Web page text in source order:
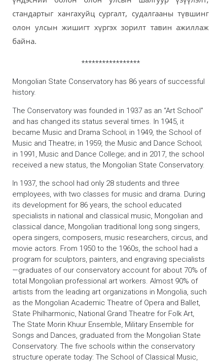
стандартыг хангахуйц сургалт, судалгааны түвшинг
олон улсын жишигт хүргэх зорилт тавин ажиллаж
байна.
*****************
Mongolian State Conservatory has 86 years of successful
history.
The Conservatory was founded in 1937 as an “Art School”
and has changed its status several times. In 1945, it
became Music and Drama School; in 1949, the School of
Music and Theatre; in 1959, the Music and Dance School;
in 1991, Music and Dance College; and in 2017, the school
received a new status, the Mongolian State Conservatory.
In 1937, the school had only 28 students and three
employees, with two classes for music and drama. During
its development for 86 years, the school educated
specialists in national and classical music, Mongolian and
classical dance, Mongolian traditional long song singers,
opera singers, composers, music researchers, circus, and
movie actors. From 1950 to the 1960s, the school had a
program for sculptors, painters, and engraving specialists
—graduates of our conservatory account for about 70% of
total Mongolian professional art workers. Almost 90% of
artists from the leading art organizations in Mongolia, such
as the Mongolian Academic Theatre of Opera and Ballet,
State Philharmonic, National Grand Theatre for Folk Art,
The State Morin Khuur Ensemble, Military Ensemble for
Songs and Dances, graduated from the Mongolian State
Conservatory. The five schools within the conservatory
structure operate today: The School of Classical Music,